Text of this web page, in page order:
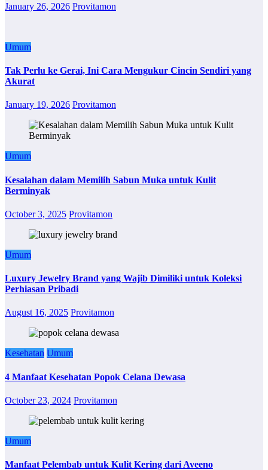
January 26, 2026 Provitamon
Umum
Tak Perlu ke Gerai, Ini Cara Mengukur Cincin Sendiri yang
Akurat
January 19, 2026 Provitamon
Umum
Kesalahan dalam Memilih Sabun Muka untuk Kulit
Berminyak
October 3, 2025 Provitamon
Umum
Luxury Jewelry Brand yang Wajib Dimiliki untuk Koleksi
Perhiasan Pribadi
August 16, 2025 Provitamon
Kesehatan Umum
4 Manfaat Kesehatan Popok Celana Dewasa
October 23, 2024 Provitamon
Umum
Manfaat Pelembab untuk Kulit Kering dari Aveeno